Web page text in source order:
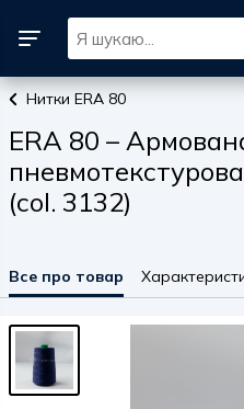
Нитки ERA 80
ERA 80 –
(col. 3132)
Все про товар